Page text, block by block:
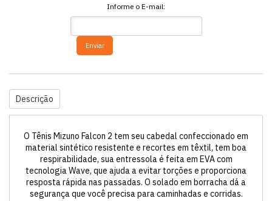
Informe o E-mail:
Enviar
Descrição
O Tênis Mizuno Falcon 2 tem seu cabedal confeccionado em
material sintético resistente e recortes em têxtil, tem boa
respirabilidade, sua entressola é feita em EVA com
tecnologia Wave, que ajuda a evitar torções e proporciona
resposta rápida nas passadas. O solado em borracha dá a
segurança que você precisa para caminhadas e corridas.